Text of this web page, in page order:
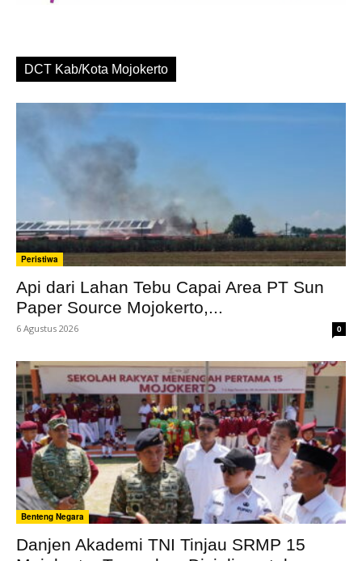
DCT Kab/Kota Mojokerto
Peristiwa
Api dari Lahan Tebu Capai Area PT Sun
Paper Source Mojokerto,...
6 Agustus 2026 0
Benteng Negara
Danjen Akademi TNI Tinjau SRMP 15